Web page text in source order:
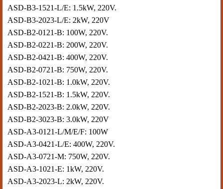
ASD-B3-1521-L/E: 1.5kW, 220V.
ASD-B3-2023-L/E: 2kW, 220V
ASD-B2-0121-B: 100W, 220V.
ASD-B2-0221-B: 200W, 220V.
ASD-B2-0421-B: 400W, 220V.
ASD-B2-0721-B: 750W, 220V.
ASD-B2-1021-B: 1.0kW, 220V.
ASD-B2-1521-B: 1.5kW, 220V.
ASD-B2-2023-B: 2.0kW, 220V.
ASD-B2-3023-B: 3.0kW, 220V
ASD-A3-0121-L/M/E/F: 100W
ASD-A3-0421-L/E: 400W, 220V.
ASD-A3-0721-M: 750W, 220V.
ASD-A3-1021-E: 1kW, 220V.
ASD-A3-2023-L: 2kW, 220V.